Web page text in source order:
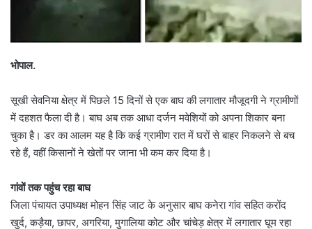
भोपाल.
सूखी सेवनिया क्षेत्र में पिछले 15 दिनों से एक बाघ की लगातार मौजूदगी ने ग्रामीणों
में दहशत फैला दी है। बाघ अब तक आधा दर्जन मवेशियों को अपना शिकार बना
चुका है। डर का आलम यह है कि कई ग्रामीण रात में घरों से बाहर निकलने से बच
रहे हैं, वहीं किसानों ने खेतों पर जाना भी कम कर दिया है।
गांवों तक पहुंच रहा बाघ
जिला पंचायत उपाध्यक्ष मोहन सिंह जाट के अनुसार बाघ कनेरा गांव सहित करोंद
खुर्द, कड़ैया, छापर, अगरिया, मुगालिया कोट और चांचेड़ क्षेत्र में लगातार घूम रहा